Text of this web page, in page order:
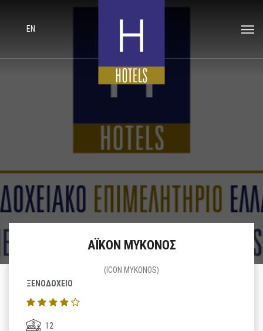
EN
ΑΪΚΟΝ ΜΥΚΟΝΟΣ
(ICON MYKONOS)
ΞΕΝΟΔΟΧΕΙΟ
12